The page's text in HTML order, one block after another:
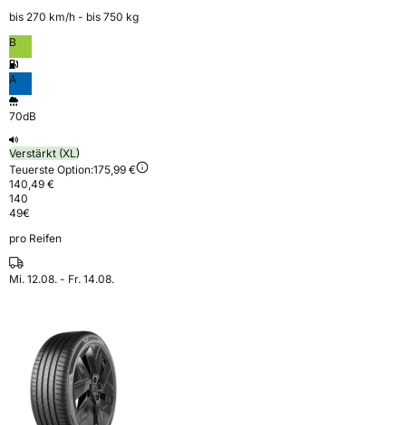
bis 270 km⁠/⁠h - bis 750 kg
B
A
70dB
Verstärkt (XL)
Teuerste Option:175,99 €
140,49 €
140
49€
pro Reifen
Mi. 12.08. - Fr. 14.08.